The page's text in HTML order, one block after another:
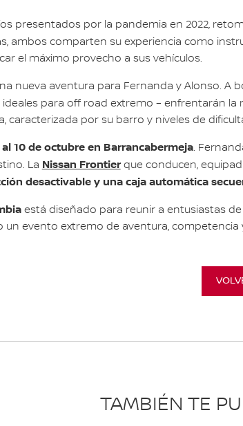
presentados por la pandemia en 2022,
ambos comparten su experiencia como
el máximo provecho a sus vehículos.
nueva aventura para Fernanda y Alonso. A
ideales para off road extremo – enfrentarán la
caracterizada por su barro y niveles de
al 10 de octubre en Barrancabermeja.
La Nissan Frontierque conducen,
desactivable y una caja automática
está diseñado para reunir a entusiastas
un evento extremo de aventura, competencia
TAMBIÉN TE